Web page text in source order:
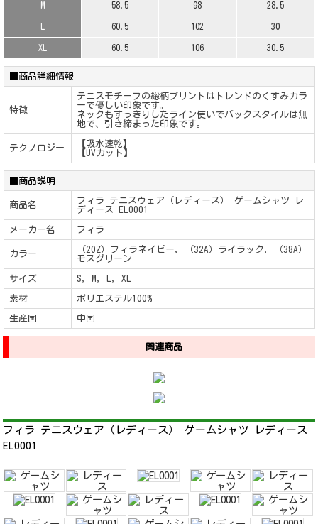
M 58.5 98 28.5
60.5 102 30
XL 60.5 106 30.5
■商品詳細情報
特徴
テニスモチーフの総柄プリントはトレンドのくすみカラ
ーで優しい印象です。
ネックもすっきりしたライン使いでバックスタイルは無
地で、引き締まった印象です。
テクノロジー
【吸水速乾】
【UVカット】
■商品説明
商品名
フィラ テニスウェア（レディース） ゲームシャツ レ
ディース EL0001
メーカー名 フィラ
カラー
（20Z）フィラネイビー, （32A）ライラック, （38A）
モスグリーン
サイズ S, M, L, XL
素材 ポリエステル100%
生産国 中国
関連商品
フィラ テニスウェア（レディース） ゲームシャツ レディース
EL0001